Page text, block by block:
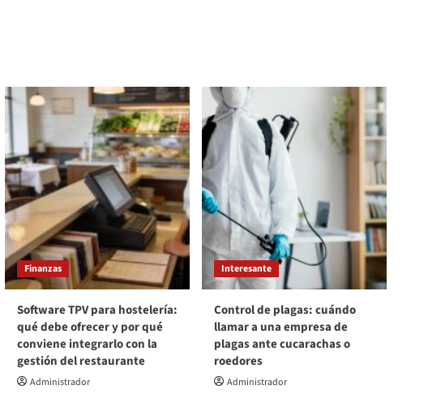
Finanzas
Software TPV para hostelería:
qué debe ofrecer y por qué
conviene integrarlo con la
gestión del restaurante
Administrador
Interesante
Control de plagas: cuándo
llamar a una empresa de
plagas ante cucarachas o
roedores
Administrador